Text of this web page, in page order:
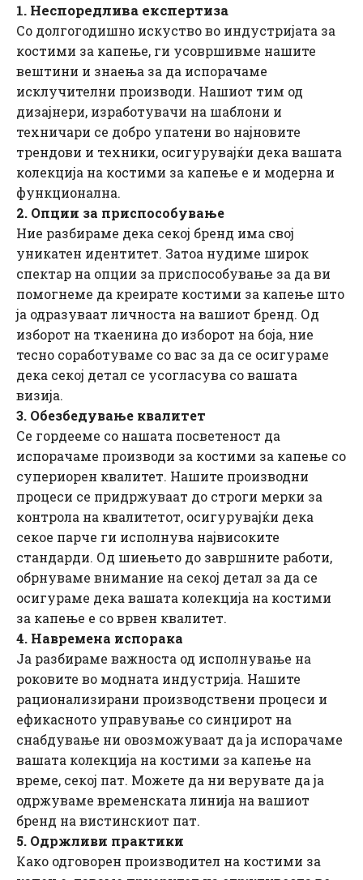
1. Неспоредлива експертиза
Со долгогодишно искуство во индустријата за
костими за капење, ги усовршивме нашите
вештини и знаења за да испорачаме
исклучителни производи. Нашиот тим од
дизајнери, изработувачи на шаблони и
техничари се добро упатени во најновите
трендови и техники, осигурувајќи дека вашата
колекција на костими за капење е и модерна и
функционална.
2. Опции за приспособување
Ние разбираме дека секој бренд има свој
уникатен идентитет. Затоа нудиме широк
спектар на опции за приспособување за да ви
помогнеме да креирате костими за капење што
ја одразуваат личноста на вашиот бренд. Од
изборот на ткаенина до изборот на боја, ние
тесно соработуваме со вас за да се осигураме
дека секој детал се усогласува со вашата
визија.
3. Обезбедување квалитет
Се гордееме со нашата посветеност да
испорачаме производи за костими за капење со
супериорен квалитет. Нашите производни
процеси се придржуваат до строги мерки за
контрола на квалитетот, осигурувајќи дека
секое парче ги исполнува највисоките
стандарди. Од шиењето до завршните работи,
обрнуваме внимание на секој детал за да се
осигураме дека вашата колекција на костими
за капење е со врвен квалитет.
4. Навремена испорака
Ја разбираме важноста од исполнување на
роковите во модната индустрија. Нашите
рационализирани производствени процеси и
ефикасното управување со синџирот на
снабдување ни овозможуваат да ја испорачаме
вашата колекција на костими за капење на
време, секој пат. Можете да ни верувате да ја
одржуваме временската линија на вашиот
бренд на вистинскиот пат.
5. Одржливи практики
Како одговорен производител на костими за